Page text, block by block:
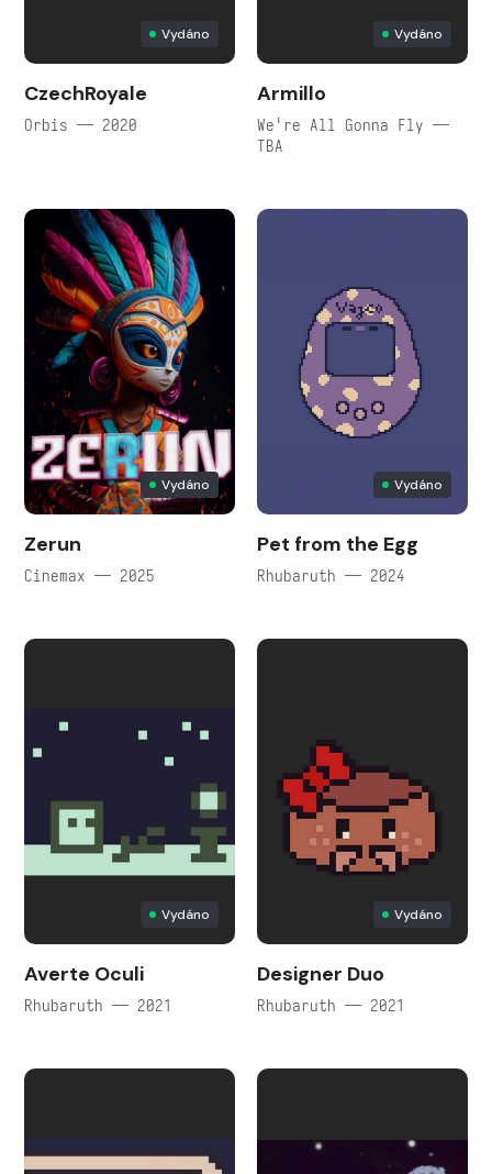
Vydáno
CzechRoyale
Orbis — 2020
Vydáno
Armillo
We're All Gonna Fly —
TBA
Vydáno
Zerun
Cinemax — 2025
Vydáno
Pet from the Egg
Rhubaruth — 2024
Vydáno
Averte Oculi
Rhubaruth — 2021
Vydáno
Designer Duo
Rhubaruth — 2021